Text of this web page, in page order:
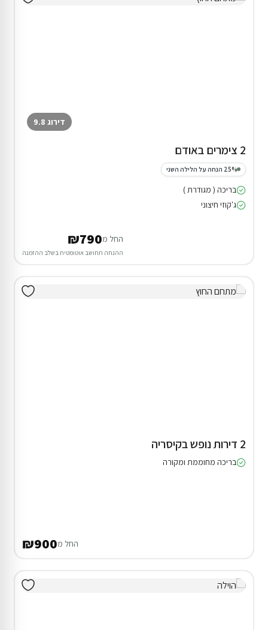
דירוג 9.8
2 צימרים באודם
25% הנחה על הלילה השני
בריכה ( מגודרת )
ג'קוזי חיצוני
החל מ₪790
ההנחה תחושב אוטומטית בשלב ההזמנה
2 דירות נופש בקיסריה
בריכה מחוממת ומקורה
החל מ₪900